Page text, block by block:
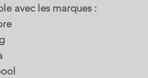
avec les marques :